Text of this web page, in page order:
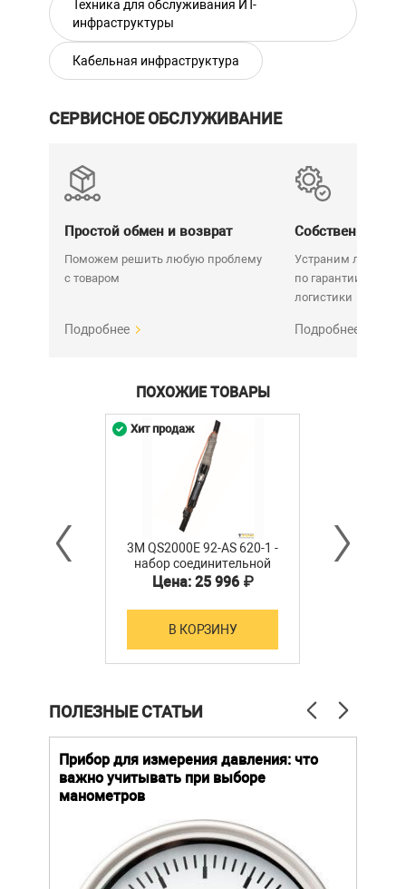
Техника для обслуживания ИТ-
инфраструктуры
Кабельная инфраструктура
СЕРВИСНОЕ ОБСЛУЖИВАНИЕ
Простой обмен и возврат
Поможем решить любую проблему
с товаром
Подробнее
Собственный
Устраним любую
по гарантии. Срок
логистики
Подробнее
ПОХОЖИЕ ТОВАРЫ
3M QS2000E 92-AS 620-1 -
набор соединительной
муфты холодной усадки
для 1-жильного кабеля с
изоляцией из СПЭ на 10
кВ, 1x120-400 мм2
Цена: 25 996 ₽
В КОРЗИНУ
Хит продаж
ПОЛЕЗНЫЕ СТАТЬИ
Прибор для измерения давления: что
важно учитывать при выборе
манометров